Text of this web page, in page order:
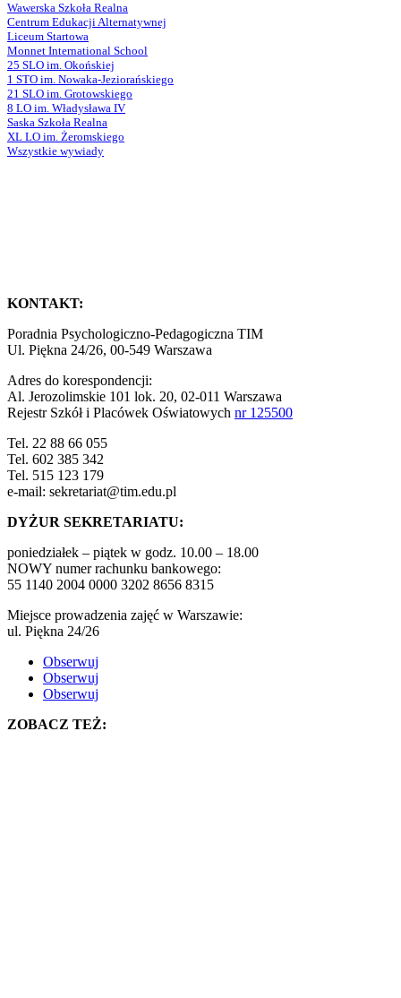
Wawerska Szkoła Realna
Centrum Edukacji Alternatywnej
Liceum Startowa
Monnet International School
25 SLO im. Okońskiej
1 STO im. Nowaka-Jeziorańskiego
21 SLO im. Grotowskiego
8 LO im. Władysława IV
Saska Szkoła Realna
XL LO im. Żeromskiego
Wszystkie wywiady
KONTAKT:
Poradnia Psychologiczno-Pedagogiczna TIM
Ul. Piękna 24/26, 00-549 Warszawa
Adres do korespondencji:
Al. Jerozolimskie 101 lok. 20, 02-011 Warszawa
Rejestr Szkół i Placówek Oświatowych nr 125500
Tel. 22 88 66 055
Tel. 602 385 342
Tel. 515 123 179
e-mail: sekretariat@tim.edu.pl
DYŻUR SEKRETARIATU:
poniedziałek – piątek w godz. 10.00 – 18.00
NOWY numer rachunku bankowego:
55 1140 2004 0000 3202 8656 8315
Miejsce prowadzenia zajęć w Warszawie:
ul. Piękna 24/26
Obserwuj
Obserwuj
Obserwuj
ZOBACZ TEŻ: